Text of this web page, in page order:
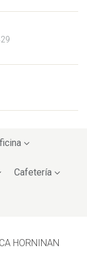
Cafetería
HORNINAN